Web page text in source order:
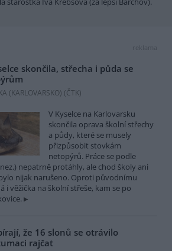
reklama
skončila, střecha i půda se
(KARLOVARSKO) (ČTK)
V Kyselce na Karlovarsku
skončila oprava školní střechy
a půdy, které se musely
přizpůsobit stovkám
netopýrů. Práce se podle
nepatrně protáhly, ale chod školy ani
nijak narušeno. Oproti původnímu
i věžička na školní střeše, kam se po
že 16 slonů se otrávilo
rajčat